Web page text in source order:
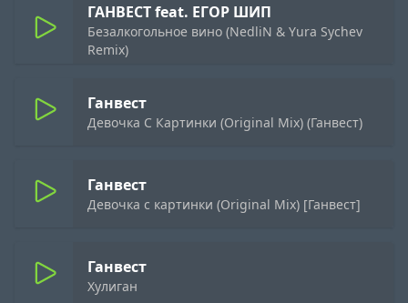
ГАНВЕСТ feat. ЕГОР ШИП
Безалкогольное вино (NedliN & Yura Sychev
Remix)
Ганвест
Девочка С Картинки (Original Mix) (Ганвест)
Ганвест
Девочка с картинки (Original Mix) [Ганвест]
Ганвест
Хулиган